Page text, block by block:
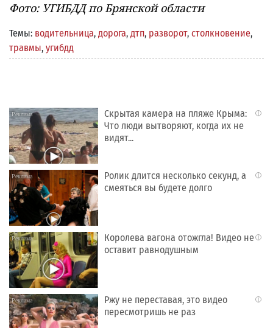
Фото: УГИБДД по Брянской области
Темы: водительница, дорога, дтп, разворот, столкновение,
травмы, угибдд
i
Скрытая камера на пляже Крыма:
Что люди вытворяют, когда их не
видят...
i
Ролик длится несколько секунд, а
смеяться вы будете долго
i
Королева вагона отожгла! Видео не
оставит равнодушным
i
Ржу не переставая, это видео
пересмотришь не раз